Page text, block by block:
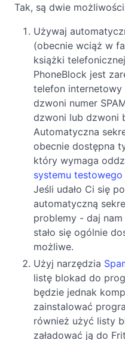
Tak, są dwie
Używaj
(obecnie wciąż w
książki
PhoneBlock jest
telefon
dzwoni numer
dzwoni lub dzwoni
Automatyczna
obecnie dostępna
który wymaga
systemu
Jeśli udało Ci się
automatyczną
problemy - daj
stało się ogólnie
możliwe.
Użyj narzędzia
listę blokad do
będzie jednak
zainstalować
również użyć listy
załadować ją do